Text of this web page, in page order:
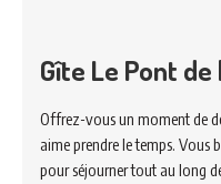
Gîte Le Pont
Offrez-vous un moment de
aime prendre le temps. Vous
pour séjourner tout au long